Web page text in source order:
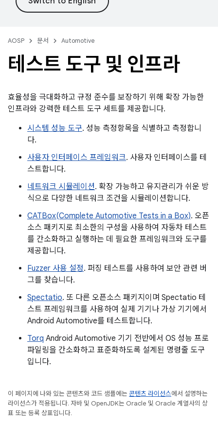
AOSP 문서 Automotive
테스트 도구 및 인프라
효율성을 극대화하고 규정 준수를 보장하기 위해 확장 가능한
인프라와 강력한 테스트 도구 세트를 제공합니다.
시스템 성능 도구. 성능 측정항목을 식별하고 측정합니
다.
사용자 인터페이스 프레임워크. 사용자 인터페이스를 테
스트합니다.
네트워크 시뮬레이션. 확장 가능하고 유지관리가 쉬운 방
식으로 다양한 네트워크 조건을 시뮬레이션합니다.
CATBox(Complete Automotive Tests in a Box). 오픈
소스 패키지로 최소한의 구성을 사용하여 자동차 테스트
를 간소화하고 실행하는 데 필요한 프레임워크와 도구를
제공합니다.
Fuzzer 사용 설정. 퍼징 테스트를 사용하여 보안 관련 버
그를 찾습니다.
Spectatio. 또 다른 오픈소스 패키지이며 Spectatio 테
스트 프레임워크를 사용하여 실제 기기나 가상 기기에서
Android Automotive를 테스트합니다.
Torq Android Automotive 기기 전반에서 OS 성능 프로
파일링을 간소화하고 표준화하도록 설계된 명령줄 도구
입니다.
이 페이지에 나와 있는 콘텐츠와 코드 샘플에는 콘텐츠 라이선스에서 설명하는
라이선스가 적용됩니다. 자바 및 OpenJDK는 Oracle 및 Oracle 계열사의 상
표 또는 등록 상표입니다.